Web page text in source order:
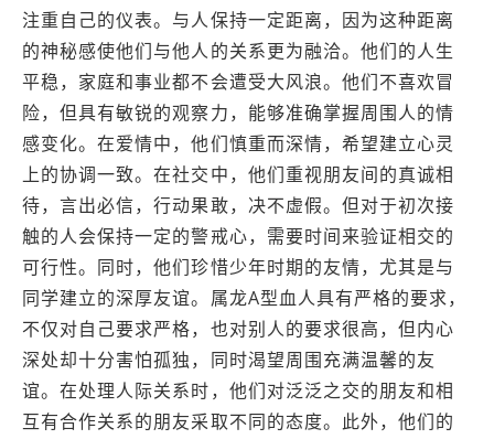
注重自己的仪表。与人保持一定距离，因为这种距离
的神秘感使他们与他人的关系更为融洽。他们的人生
平稳，家庭和事业都不会遭受大风浪。他们不喜欢冒
险，但具有敏锐的观察力，能够准确掌握周围人的情
感变化。在爱情中，他们慎重而深情，希望建立心灵
上的协调一致。在社交中，他们重视朋友间的真诚相
待，言出必信，行动果敢，决不虚假。但对于初次接
触的人会保持一定的警戒心，需要时间来验证相交的
可行性。同时，他们珍惜少年时期的友情，尤其是与
同学建立的深厚友谊。属龙A型血人具有严格的要求，
不仅对自己要求严格，也对别人的要求很高，但内心
深处却十分害怕孤独，同时渴望周围充满温馨的友
谊。在处理人际关系时，他们对泛泛之交的朋友和相
互有合作关系的朋友采取不同的态度。此外，他们的